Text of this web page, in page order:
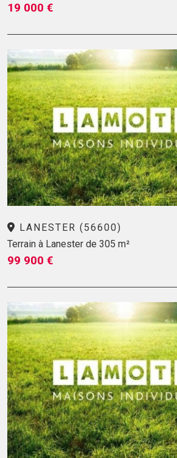
19 000 €
LANESTER (56600)
Terrain à Lanester de 305 m²
99 900 €